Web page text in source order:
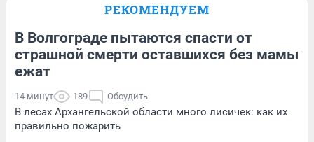
РЕКОМЕНДУЕМ
В Волгограде пытаются спасти от
страшной смерти оставшихся без мамы
ежат
14 минут 189 Обсудить
В лесах Архангельской области много лисичек: как их
правильно пожарить